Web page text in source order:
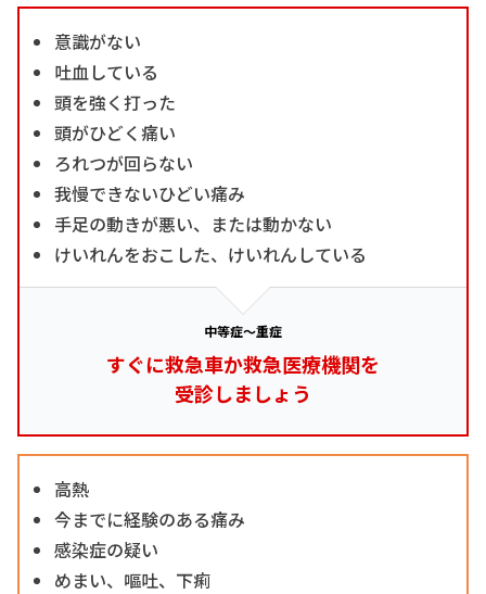
意識がない
吐血している
頭を強く打った
頭がひどく痛い
ろれつが回らない
我慢できないひどい痛み
手足の動きが悪い、または動かない
けいれんをおこした、けいれんしている
中等症～重症
すぐに救急車か救急医療機関を
受診しましょう
高熱
今までに経験のある痛み
感染症の疑い
めまい、嘔吐、下痢